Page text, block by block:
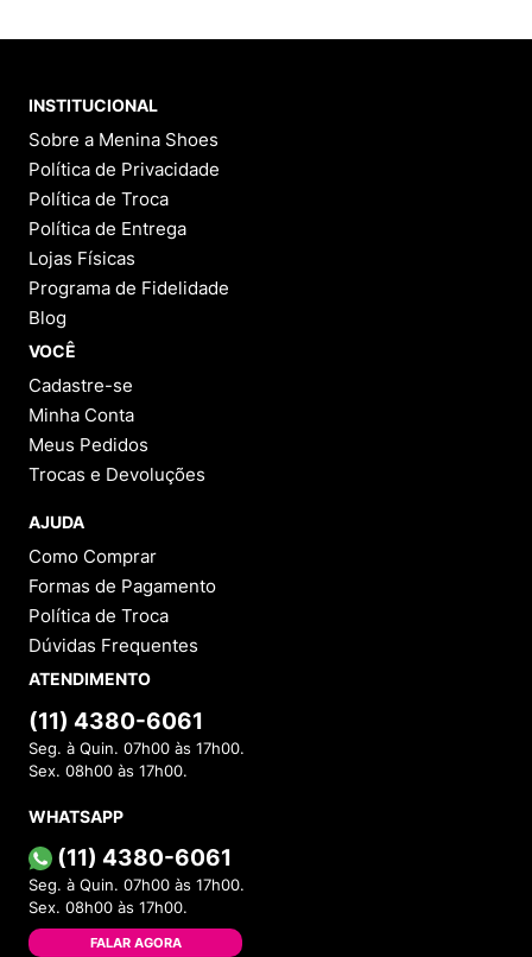
INSTITUCIONAL
Sobre a Menina Shoes
Política de Privacidade
Política de Troca
Política de Entrega
Lojas Físicas
Programa de Fidelidade
Blog
VOCÊ
Cadastre-se
Minha Conta
Meus Pedidos
Trocas e Devoluções
AJUDA
Como Comprar
Formas de Pagamento
Política de Troca
Dúvidas Frequentes
ATENDIMENTO
(11) 4380-6061
Seg. à Quin. 07h00 às 17h00.
Sex. 08h00 às 17h00.
WHATSAPP
(11) 4380-6061
Seg. à Quin. 07h00 às 17h00.
Sex. 08h00 às 17h00.
FALAR AGORA